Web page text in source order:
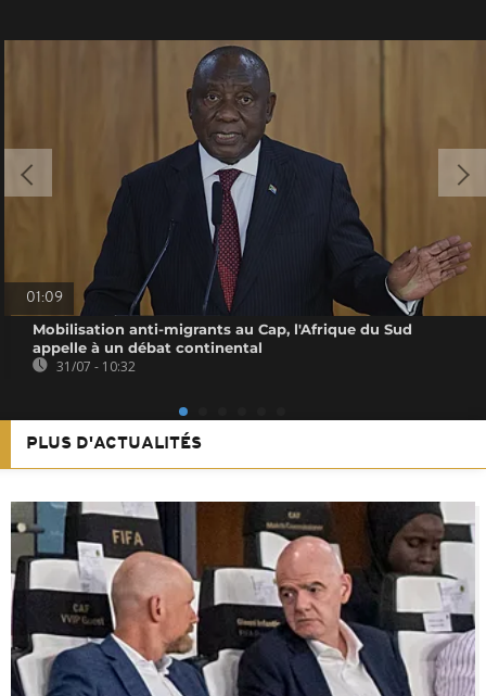
01:09
Mobilisation anti-migrants au Cap, l'Afrique du Sud
appelle à un débat continental
31/07 - 10:32
PLUS D'ACTUALITÉS